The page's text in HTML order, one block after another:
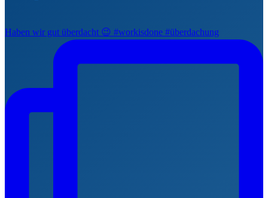
Haben wir gut überdacht 😉 #workisdone #überdachung